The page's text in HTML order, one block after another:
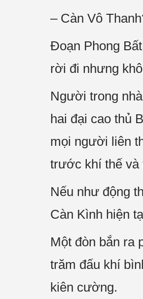
– Càn Vô
Đoạn Phong
rời đi nhưng
Người trong
hai đại cao thủ
mọi người liên
trước khí thế và
Nếu như động
Càn Kình hiện
Một đòn bắn ra
trăm đấu khí
kiên cường.